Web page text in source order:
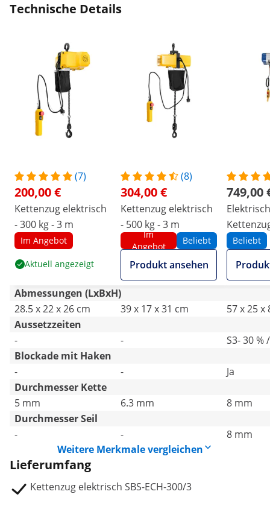
Technische Details
(7)
200,00 €
Kettenzug elektrisch
- 300 kg - 3 m
Im Angebot
Aktuell angezeigt
(8)
304,00 €
Kettenzug elektrisch
- 500 kg - 3 m
Im
Angebot
Beliebt
Produkt ansehen
749,00
6 m
Beliebt
Abmessungen (LxBxH)
28.5 x 22 x 26 cm
39 x 17 x 31 cm
57 x 25 x
Aussetzzeiten
-
-
S3- 30 %
Blockade mit Haken
-
-
Ja
Durchmesser Kette
5 mm
6.3 mm
8 mm
Durchmesser Seil
-
-
8 mm
Weitere Merkmale vergleichen
Lieferumfang
Kettenzug elektrisch SBS-ECH-300/3